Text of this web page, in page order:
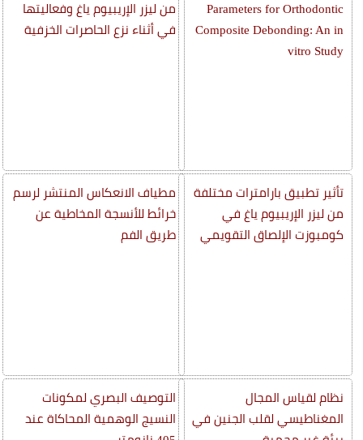
Parameters for Orthodontic
Composite Debonding: An in
vitro Study
تأثير تطبيق بارامترات مختلفة
من ليزر الإريبيوم ياغ في
كومبوزت الإلصاق التقويمي
نظام لقياس المجال
المغناطيسي لقلب الجنين في
من ليزر الإريبيوم ياغ وفعاليتها
في أثناء نزع الحاصرات الخزفية
مطياف الانعكاس المنتشر لرسم
خرائط للأنسجة المخاطية عن
طريق الفم
التوصيف البصري لمكونات
النسيج الوهمية المحاكاة عند